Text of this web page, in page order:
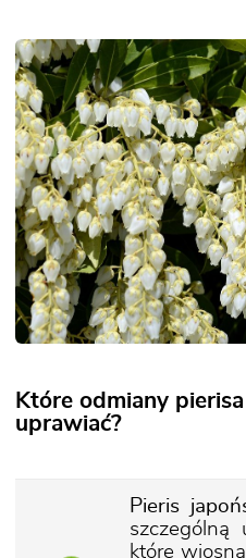
Które odmiany
uprawiać?
Pieris
szczególną
które